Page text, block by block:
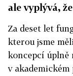
ale vyplývá,
Za deset let
kterou jsme
koncepcí úplně
v